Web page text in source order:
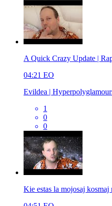
A Quick Crazy Update |
04:21 EO
Evildea |
1
0
0
Kie estas la mojosaj kosmaj